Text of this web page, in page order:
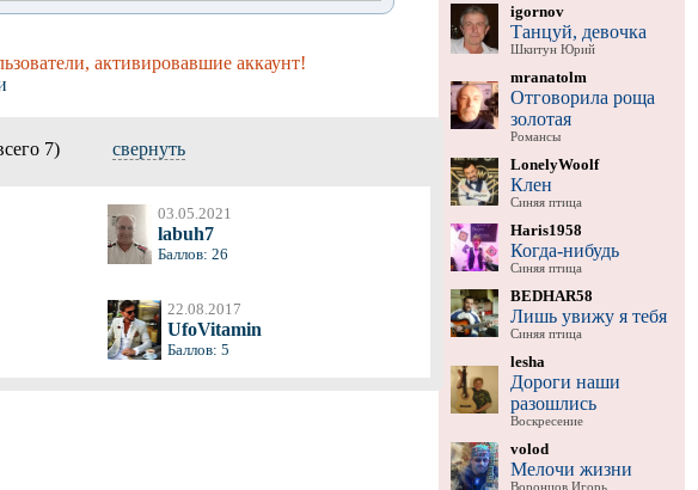
активировавшие аккаунт!
7) свернуть
03.05.2021
labuh7
Баллов: 26
22.08.2017
UfoVitamin
Баллов: 5
igornov
Танцуй, девочка
Шкитун Юрий
mranatolm
Отговорила роща
золотая
Романсы
LonelyWoolf
Клен
Синяя птица
Haris1958
Когда-нибудь
Синяя птица
BEDHAR58
Лишь увижу я тебя
Синяя птица
lesha
Дороги наши
разошлись
Воскресение
volod
Мелочи жизни
Воронцов Игорь